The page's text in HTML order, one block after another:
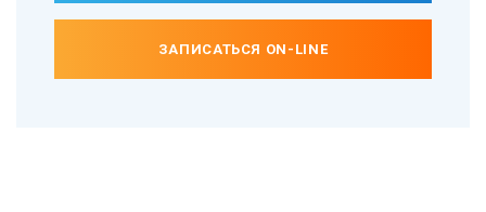
ЗАПИСАТЬСЯ ON-LINE